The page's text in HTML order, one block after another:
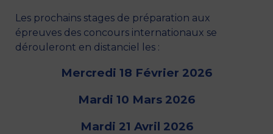
Les prochains stages de préparation aux
épreuves des concours internationaux se
dérouleront en distanciel les :
Mercredi 18 Février 2026
Mardi 10 Mars 2026
Mardi 21 Avril 2026